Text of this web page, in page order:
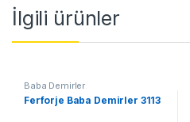
İlgili ürünler
Baba Demirler
Ferforje Baba Demirler 3113